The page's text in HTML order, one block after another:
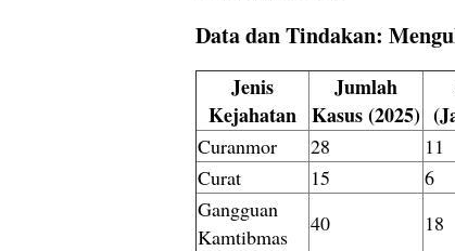
Data dan Tindakan:
Jenis
Kejahatan
Jumlah
Kasus (2025)
Curanmor 28 11
Curat
15 6
Gangguan
Kamtibmas
40 18